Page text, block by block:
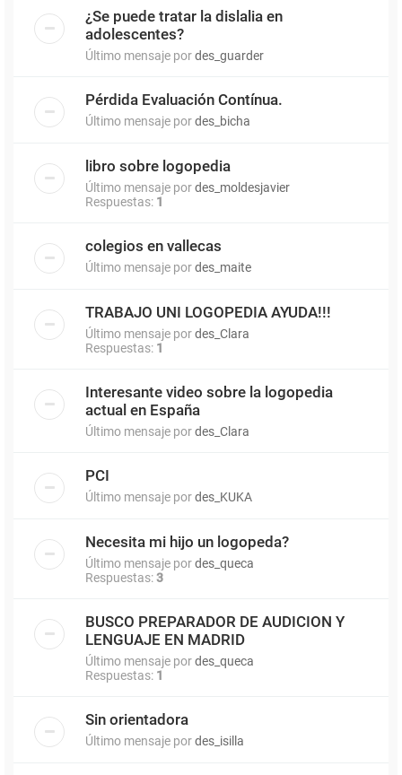
¿Se puede tratar la dislalia en
adolescentes?
Último mensaje pordes_guarder
Pérdida Evaluación Contínua.
Último mensaje pordes_bicha
libro sobre logopedia
Último mensaje pordes_moldesjavier
Respuestas: 1
colegios en vallecas
Último mensaje pordes_maite
TRABAJO UNI LOGOPEDIA AYUDA!!!
Último mensaje pordes_Clara
Respuestas: 1
Interesante video sobre la logopedia
actual en España
Último mensaje pordes_Clara
PCI
Último mensaje pordes_KUKA
Necesita mi hijo un logopeda?
Último mensaje pordes_queca
Respuestas:3
BUSCO PREPARADOR DE AUDICION Y
LENGUAJE EN MADRID
Último mensaje pordes_queca
Respuestas: 1
Sin orientadora
Último mensaje pordes_isilla